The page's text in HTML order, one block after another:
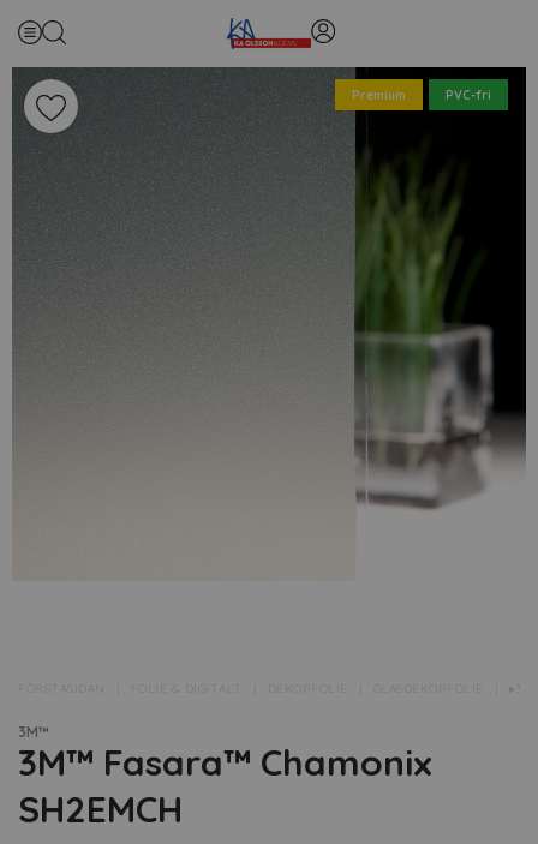
Premium PVC-fri
FÖRSTASIDAN FOLIE & DIGITALT
3M™
3M™ Fasara™ Chamonix
SH2EMCH